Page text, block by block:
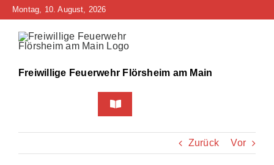
Zum
springen
Montag, 10. August, 2026
Freiwillige Feuerwehr Flörsheim am Main
Toggle
Navigation
Home
Zurück Vor